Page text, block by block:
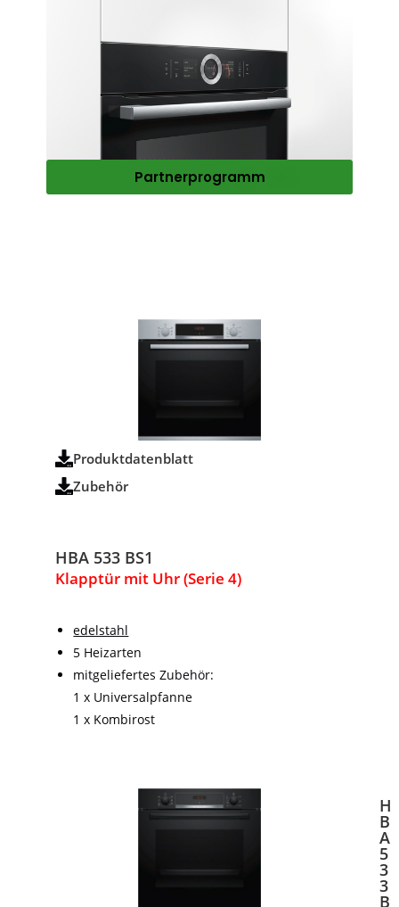
Partnerprogramm
Produktdatenblatt
Zubehör
HBA 533 BS1
Klapptür mit Uhr (Serie 4)
edelstahl
5 Heizarten
mitgeliefertes Zubehör:
1 x Universalpfanne
1 x Kombirost
H
B
A
5
3
3
B